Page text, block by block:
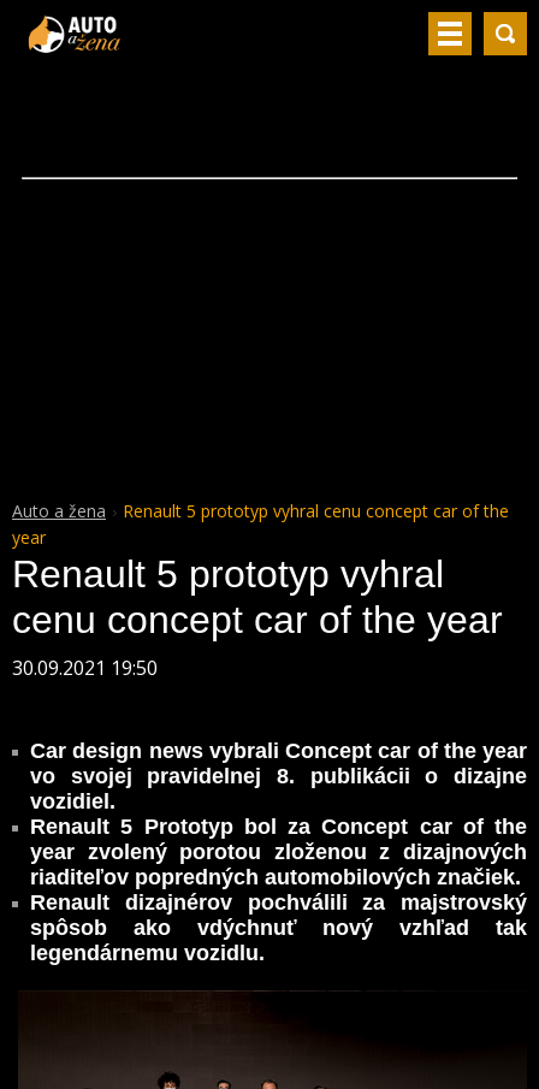
Auto a žena
Renault 5 prototyp vyhral cenu concept car of the
year
Renault 5 prototyp vyhral
cenu concept car of the year
30.09.2021 19:50
Car design news vybrali Concept car of the year
vo svojej pravidelnej 8. publikácii o dizajne
vozidiel.
Renault 5 Prototyp bol za Concept car of the
year zvolený porotou zloženou z dizajnových
riaditeľov popredných automobilových značiek.
Renault dizajnérov pochválili za majstrovský
spôsob ako vdýchnuť nový vzhľad tak
legendárnemu vozidlu.